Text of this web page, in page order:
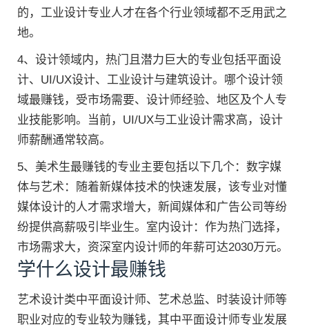
的，工业设计专业人才在各个行业领域都不乏用武之
地。
4、设计领域内，热门且潜力巨大的专业包括平面设
计、UI/UX设计、工业设计与建筑设计。哪个设计领
域最赚钱，受市场需要、设计师经验、地区及个人专
业技能影响。当前，UI/UX与工业设计需求高，设计
师薪酬通常较高。
5、美术生最赚钱的专业主要包括以下几个：数字媒
体与艺术：随着新媒体技术的快速发展，该专业对懂
媒体设计的人才需求增大，新闻媒体和广告公司等纷
纷提供高薪吸引毕业生。室内设计：作为热门选择，
市场需求大，资深室内设计师的年薪可达2030万元。
学什么设计最赚钱
艺术设计类中平面设计师、艺术总监、时装设计师等
职业对应的专业较为赚钱，其中平面设计师专业发展